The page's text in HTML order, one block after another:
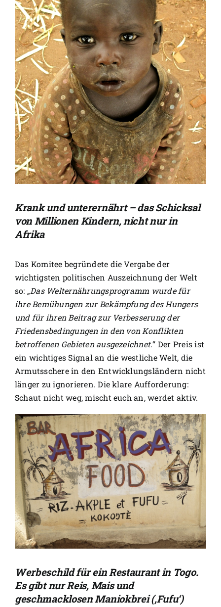
Krank und unterernährt – das Schicksal
von Millionen Kindern, nicht nur in
Afrika
Das Komitee begründete die Vergabe der
wichtigsten politischen Auszeichnung der Welt
so: „Das Welternährungsprogramm wurde für
ihre Bemühungen zur Bekämpfung des Hungers
und für ihren Beitrag zur Verbesserung der
Friedensbedingungen in den von Konflikten
betroffenen Gebieten ausgezeichnet.“ Der Preis ist
ein wichtiges Signal an die westliche Welt, die
Armutsschere in den Entwicklungsländern nicht
länger zu ignorieren. Die klare Aufforderung:
Schaut nicht weg, mischt euch an, werdet aktiv.
Werbeschild für ein Restaurant in Togo.
Es gibt nur Reis, Mais und
geschmacklosen Maniokbrei (‚Fufu‘)